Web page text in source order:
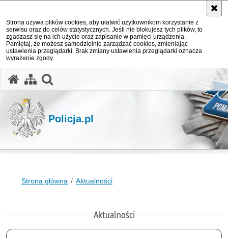
Strona używa plików cookies, aby ułatwić użytkownikom korzystanie z
serwisu oraz do celów statystycznych. Jeśli nie blokujesz tych plików, to
zgadzasz się na ich użycie oraz zapisanie w pamięci urządzenia.
Pamiętaj, że możesz samodzielnie zarządzać cookies, zmieniając
ustawienia przeglądarki. Brak zmiany ustawienia przeglądarki oznacza
wyrażenie zgody.
Policja.pl
Strona główna Aktualności
Aktualności